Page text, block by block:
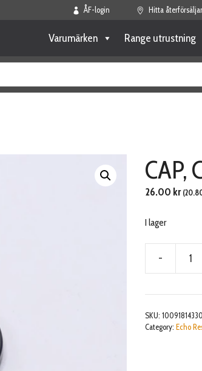
ÅF-login Hitta
Varumärken Range utrustning
CAP,
26.00 kr (
I lager
-
mängd
SKU: 10091814330
Category: Echo